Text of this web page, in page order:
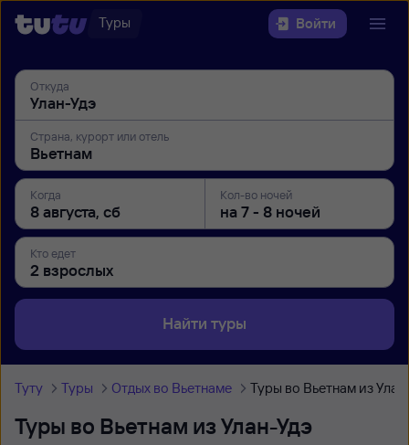
Туры Войти
Откуда
Страна, курорт или отель
Когда Кол-во ночей
Кто едет
Найти туры
Туту Туры Отдых во Вьетнаме Туры во Вьетнам из
Туры во Вьетнам из Улан-Удэ